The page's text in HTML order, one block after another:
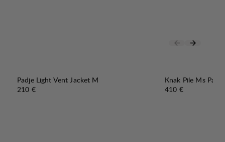
Padje Light Vent Jacket M
Preis:
210 €
Knak Pile Ms Parka
Preis:
410 €